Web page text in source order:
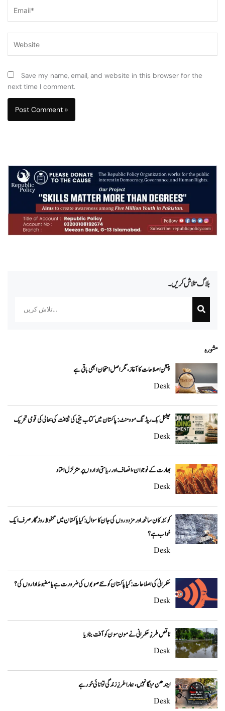
بلاگ تلاش کریں۔
مشورہ
پنشن اصلاحات کا آغاز، مگر اصل امتحان ابھی باقی ہے
Desk
نیشنل بک ریڈنگ موومنٹ: پاکستان میں کتاب بینی کی ثقافت کی بحالی کی قومی تحریک
Desk
بھارت کے نوجوان، انصاف اور ریاستی اداروں پر متزلزل اعتماد
Desk
کوئٹہ کان سانحہ اور مزدوروں کی جان کا سوال: کیا پاکستان میں محفوظ روزگار صرف ایک
خواب ہے؟
Desk
حکمرانی کی اصلاحات: کیا پاکستان کو نئے صوبوں کی ضرورت ہے یا مضبوط اداروں کی؟
Desk
ناقص طرزِ حکمرانی نے مون سون کو آفت بنا دیا
Desk
ایندھن مہنگا نہیں، ہمارا طرزِ زندگی توانائی خور ہے
Desk
Save my name, email, and website in this browser for the
next time I comment.